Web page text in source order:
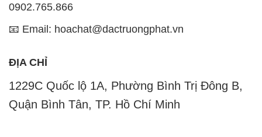
0902.765.866
📧 Email: hoachat@dactruongphat.vn
ĐỊA CHỈ
1229C Quốc lộ 1A, Phường Bình Trị Đông B,
Quận Bình Tân, TP. Hồ Chí Minh